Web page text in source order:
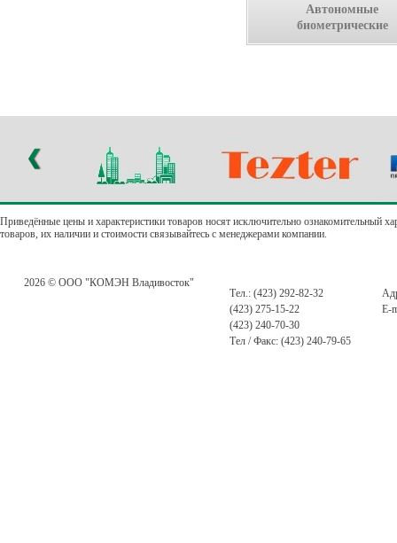
Автономные
биометрические
контроллеры
Приведённые цены и характеристики товаров носят исключительно ознакомительный
товаров, их наличии и стоимости связывайтесь с менеджерами компании.
2026 © ООО "КОМЭН Владивосток"
Тел.: (423) 292-82-32
(423) 275-15-22
(423) 240-70-30
Тел / Факс: (423) 240-79-65
E-